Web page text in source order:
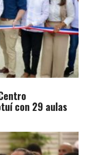
con 29 aulas